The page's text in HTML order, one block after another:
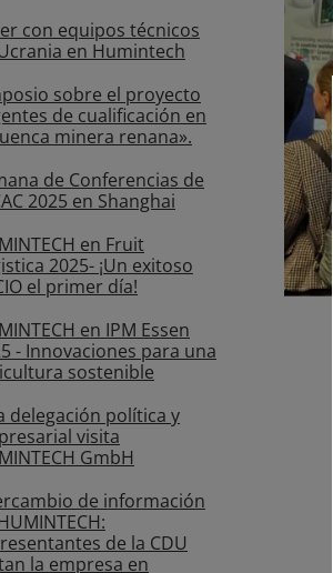
con equipos técnicos
en Humintech
sobre el proyecto
de cualificación en
minera renana».
de Conferencias de
2025 en Shanghai
en Fruit
2025- ¡Un exitoso
el primer día!
en IPM Essen
- Innovaciones para una
sostenible
delegación política y
visita
GmbH
de información
de la CDU
la empresa en